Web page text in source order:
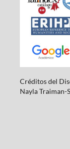
Créditos del
NaylaTraiman-